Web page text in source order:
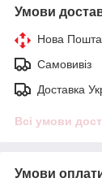
Умови
Нова Пошта
Самовивіз
Доставка
Всі умови
Умови